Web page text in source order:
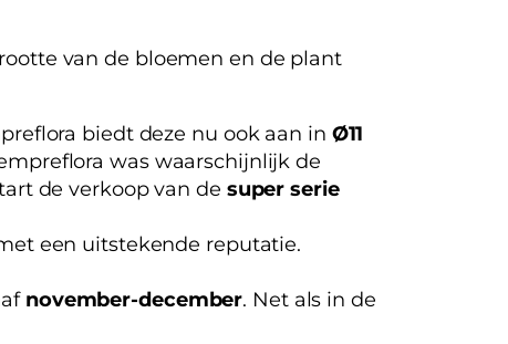
van de bloemen en de plant
biedt deze nu ook aan in Ø11
was waarschijnlijk de
de verkoop van de super serie
een uitstekende reputatie.
november-december. Net als in de